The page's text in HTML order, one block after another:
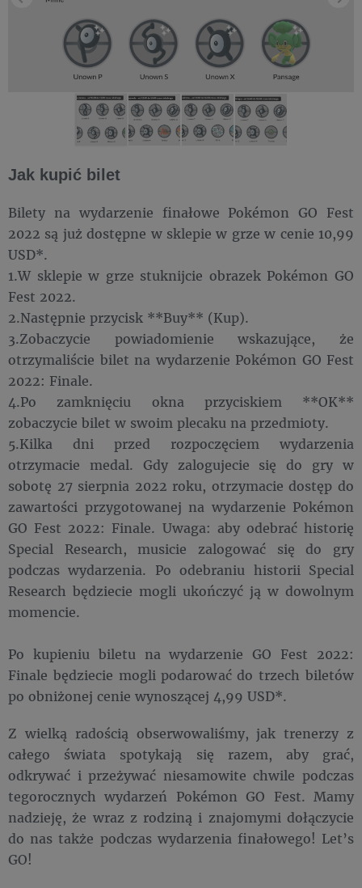
Jak kupić bilet
Bilety na wydarzenie finałowe Pokémon GO Fest
2022 są już dostępne w sklepie w grze w cenie 10,99
USD*.
1.W sklepie w grze stuknijcie obrazek Pokémon GO
Fest 2022.
2.Następnie przycisk **Buy** (Kup).
3.Zobaczycie powiadomienie wskazujące, że
otrzymaliście bilet na wydarzenie Pokémon GO Fest
2022: Finale.
4.Po zamknięciu okna przyciskiem **OK**
zobaczycie bilet w swoim plecaku na przedmioty.
5.Kilka dni przed rozpoczęciem wydarzenia
otrzymacie medal. Gdy zalogujecie się do gry w
sobotę 27 sierpnia 2022 roku, otrzymacie dostęp do
zawartości przygotowanej na wydarzenie Pokémon
GO Fest 2022: Finale. Uwaga: aby odebrać historię
Special Research, musicie zalogować się do gry
podczas wydarzenia. Po odebraniu historii Special
Research będziecie mogli ukończyć ją w dowolnym
momencie.
Po kupieniu biletu na wydarzenie GO Fest 2022:
Finale będziecie mogli podarować do trzech biletów
po obniżonej cenie wynoszącej 4,99 USD*.
Z wielką radością obserwowaliśmy, jak trenerzy z
całego świata spotykają się razem, aby grać,
odkrywać i przeżywać niesamowite chwile podczas
tegorocznych wydarzeń Pokémon GO Fest. Mamy
nadzieję, że wraz z rodziną i znajomymi dołączycie
do nas także podczas wydarzenia finałowego! Let’s
GO!